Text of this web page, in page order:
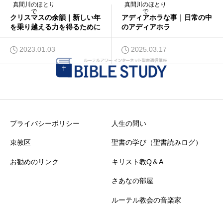
真間川のほとり
で
クリスマスの余韻｜新しい年
を乗り越える力を得るために
2023.01.03
真間川のほとり
で
アディアホラな事｜日常の中
のアディアホラ
2025.03.17
プライバシーポリシー
東教区
お勧めのリンク
人生の問い
聖書の学び（聖書読みログ）
キリスト教Q＆A
さあなの部屋
ルーテル教会の音楽家